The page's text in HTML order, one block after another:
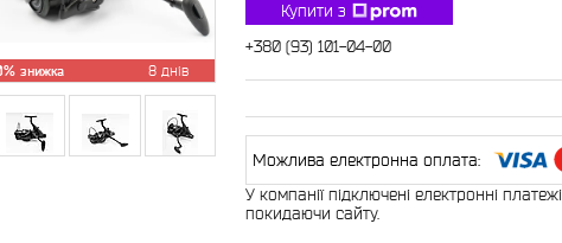
8 днів
Купити з
+380 (93) 101-04-00
У компанії підключені електронні
покидаючи сайту.